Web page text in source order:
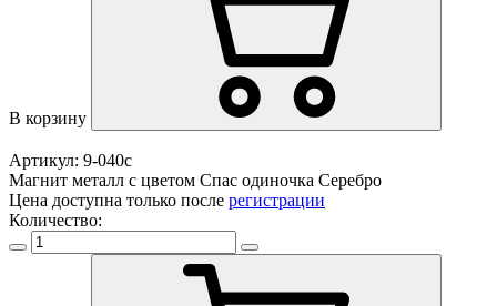
В корзину
Артикул: 9-040с
Магнит металл с цветом Спас одиночка Серебро
Цена доступна только после регистрации
Количество: